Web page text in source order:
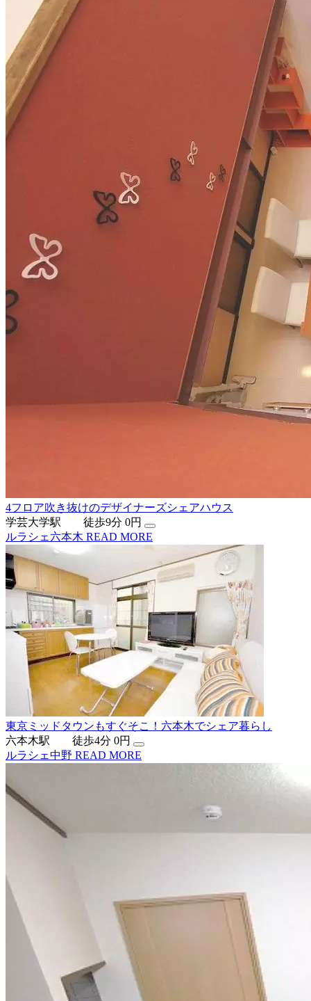
4フロア吹き抜けのデザイナーズシェアハウス
学芸大学駅 徒歩9分 0円
ルラシェ六本木 READ MORE
東京ミッドタウンもすぐそこ！六本木でシェア暮らし
六本木駅 徒歩4分 0円
ルラシェ中野 READ MORE